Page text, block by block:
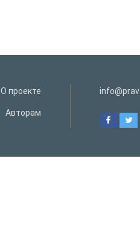
О проекте
Авторам